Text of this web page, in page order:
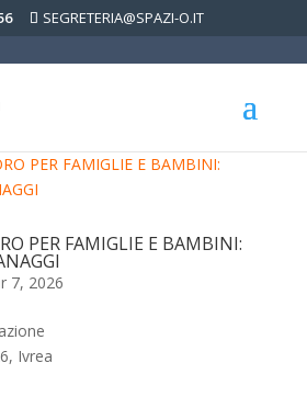
SEGRETERIA@SPAZI-O.IT
PER FAMIGLIE E BAMBINI:
7, 2026
Ivrea